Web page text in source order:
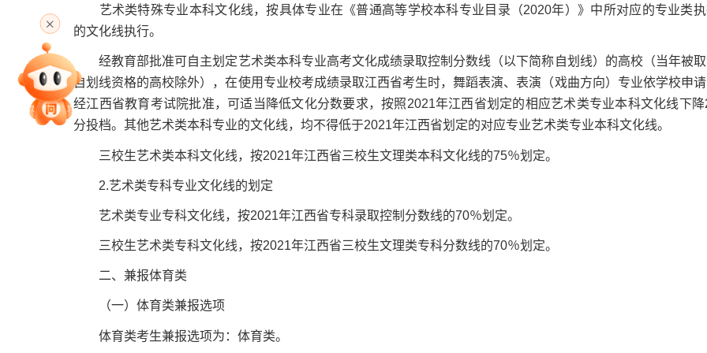
专家指导课
艺术类特殊专业本科文化线，按具体专业在《普通高等学校本科专业目录（2020年）》中所对应的专业类
的文化线执行。
经教育部批准可自主划定艺术类本科专业高考文化成绩录取控制分数线（以下简称自划线）的高校（当年被
自划线资格的高校除外），在使用专业校考成绩录取江西省考生时，舞蹈表演、表演（戏曲方向）专业依学校申请
经江西省教育考试院批准，可适当降低文化分数要求，按照2021年江西省划定的相应艺术类专业本科文化线下降
分投档。其他艺术类本科专业的文化线，均不得低于2021年江西省划定的对应专业艺术类专业本科文化线。
三校生艺术类本科文化线，按2021年江西省三校生文理类本科文化线的75％划定。
2.艺术类专科专业文化线的划定
艺术类专业专科文化线，按2021年江西省专科录取控制分数线的70％划定。
三校生艺术类专科文化线，按2021年江西省三校生文理类专科分数线的70％划定。
二、兼报体育类
（一）体育类兼报选项
体育类考生兼报选项为：体育类。